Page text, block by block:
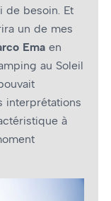
de besoin. Et
un de mes
Ema en
au Soleil
interprétations
à